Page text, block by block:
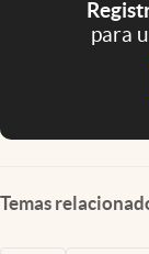
para
Temas